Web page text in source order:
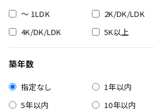
～ 1LDK 2K/DK/LDK
4K/DK/LDK
5K以上
築年数
指定なし 1年以内
5年以内
10年以内